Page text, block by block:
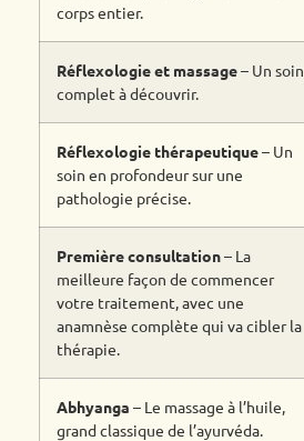
corps entier.
Réflexologie et massage– Un soin
complet à découvrir.
Réflexologie thérapeutique– Un
soin en profondeur sur une
pathologie précise.
Première consultation– La
meilleure façon de commencer
votre traitement, avec une
anamnèse complète qui va cibler la
thérapie.
Abhyanga – Le massage à l’huile,
grand classique de l’ayurvéda.